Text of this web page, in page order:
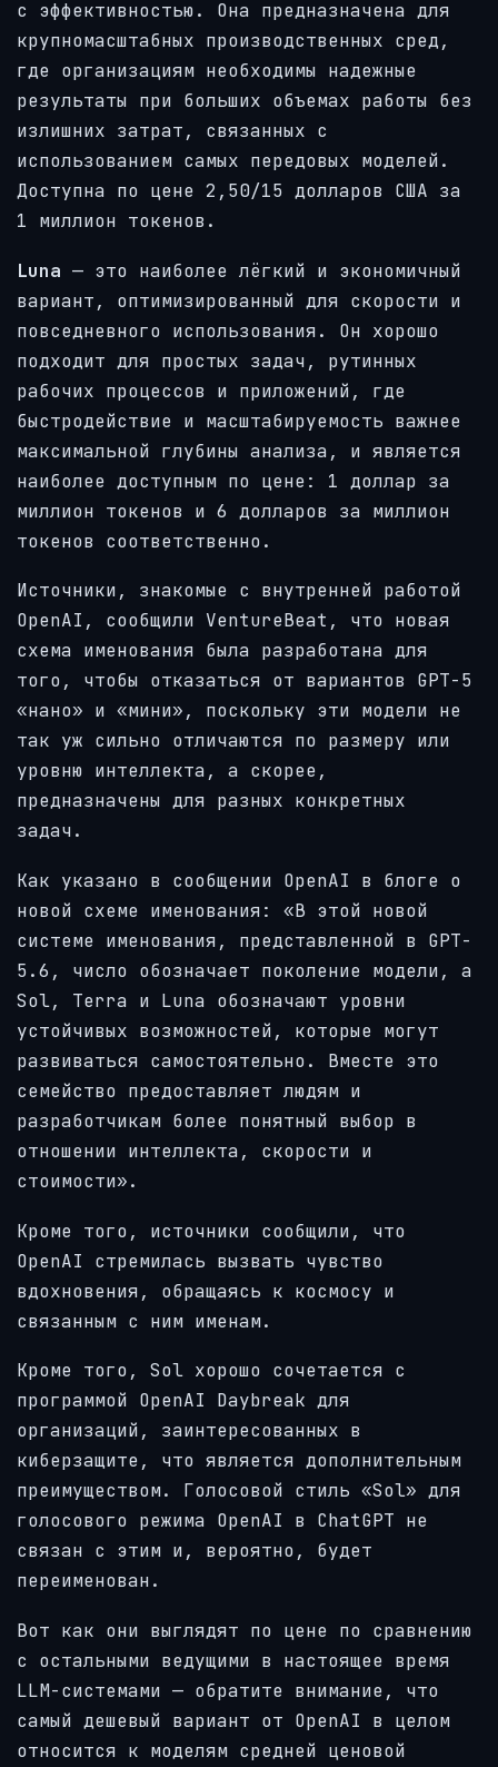
с эффективностью. Она предназначена для
крупномасштабных производственных сред,
где организациям необходимы надежные
результаты при больших объемах работы без
излишних затрат, связанных с
использованием самых передовых моделей.
Доступна по цене 2,50/15 долларов США за
1 миллион токенов.
Luna — это наиболее лёгкий и экономичный
вариант, оптимизированный для скорости и
повседневного использования. Он хорошо
подходит для простых задач, рутинных
рабочих процессов и приложений, где
быстродействие и масштабируемость важнее
максимальной глубины анализа, и является
наиболее доступным по цене: 1 доллар за
миллион токенов и 6 долларов за миллион
токенов соответственно.
Источники, знакомые с внутренней работой
OpenAI, сообщили VentureBeat, что новая
схема именования была разработана для
того, чтобы отказаться от вариантов GPT-5
«нано» и «мини», поскольку эти модели не
так уж сильно отличаются по размеру или
уровню интеллекта, а скорее,
предназначены для разных конкретных
задач.
Как указано в сообщении OpenAI в блоге о
новой схеме именования: «В этой новой
системе именования, представленной в GPT-
5.6, число обозначает поколение модели, а
Sol, Terra и Luna обозначают уровни
устойчивых возможностей, которые могут
развиваться самостоятельно. Вместе это
семейство предоставляет людям и
разработчикам более понятный выбор в
отношении интеллекта, скорости и
стоимости».
Кроме того, источники сообщили, что
OpenAI стремилась вызвать чувство
вдохновения, обращаясь к космосу и
связанным с ним именам.
Кроме того, Sol хорошо сочетается с
программой OpenAI Daybreak для
организаций, заинтересованных в
киберзащите, что является дополнительным
преимуществом. Голосовой стиль «Sol» для
голосового режима OpenAI в ChatGPT не
связан с этим и, вероятно, будет
переименован.
Вот как они выглядят по цене по сравнению
с остальными ведущими в настоящее время
LLM-системами — обратите внимание, что
самый дешевый вариант от OpenAI в целом
относится к моделям средней ценовой